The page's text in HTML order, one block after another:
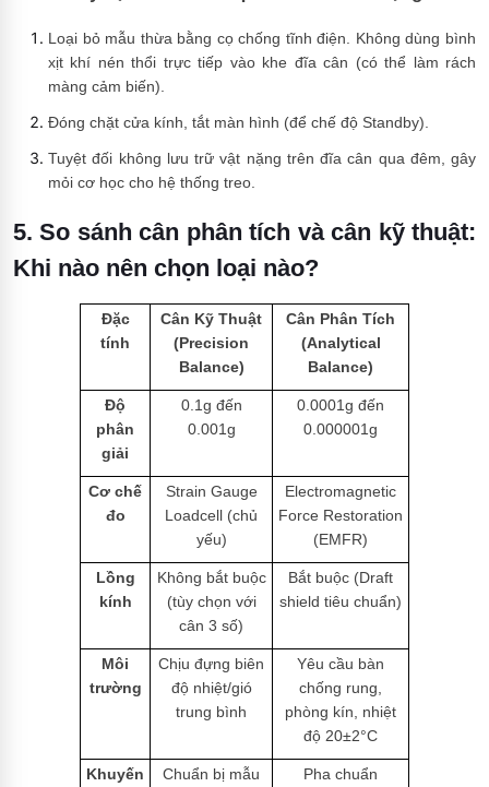
Loại bỏ mẫu thừa bằng cọ chống tĩnh điện. Không dùng bình
xịt khí nén thổi trực tiếp vào khe đĩa cân (có thể làm rách
màng cảm biến).
Đóng chặt cửa kính, tắt màn hình (để chế độ Standby).
Tuyệt đối không lưu trữ vật nặng trên đĩa cân qua đêm, gây
mỏi cơ học cho hệ thống treo.
5. So sánh cân phân tích và cân kỹ thuật:
Khi nào nên chọn loại nào?
Đặc
tính
Cân Kỹ Thuật
(Precision
Balance)
Cân Phân Tích
(Analytical
Balance)
Độ
phân
giải
0.1g đến
0.001g
0.0001g đến
0.000001g
Cơ chế
đo
Strain Gauge
Loadcell (chủ
yếu)
Electromagnetic
Force Restoration
(EMFR)
Lồng
kính
Không bắt buộc
(tùy chọn với
cân 3 số)
Bắt buộc (Draft
shield tiêu chuẩn)
Môi
trường
Chịu đựng biên
độ nhiệt/gió
trung bình
Yêu cầu bàn
chống rung,
phòng kín, nhiệt
độ 20±2°C
Khuyến
Chuẩn bị mẫu
Pha chuẩn